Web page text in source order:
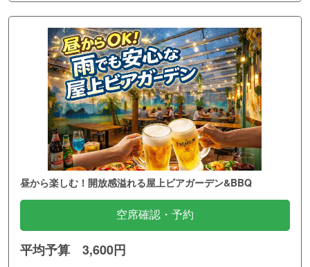
昼から楽しむ！開放感溢れる屋上ビアガーデン&BBQ
空席確認・予約
平均予算 3,600円